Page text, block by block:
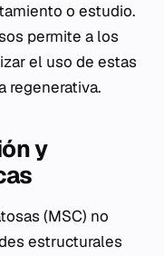
o estudio.
permite a los
el uso de estas
regenerativa.
y
(MSC) no
estructurales